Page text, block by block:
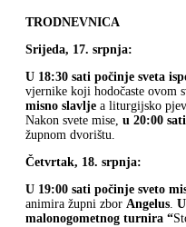
TRODNEVNICA
Srijeda, 17. srpnja:
U 18:30 sati počinje sveta
vjernike koji hodočaste ovom
misno slavlje a liturgijsko
Nakon svete mise, u 20:00
župnom dvorištu.
Četvrtak, 18. srpnja:
U 19:00 sati počinje sveto
animira župni zbor Angelus.
malonogometnog turnira “